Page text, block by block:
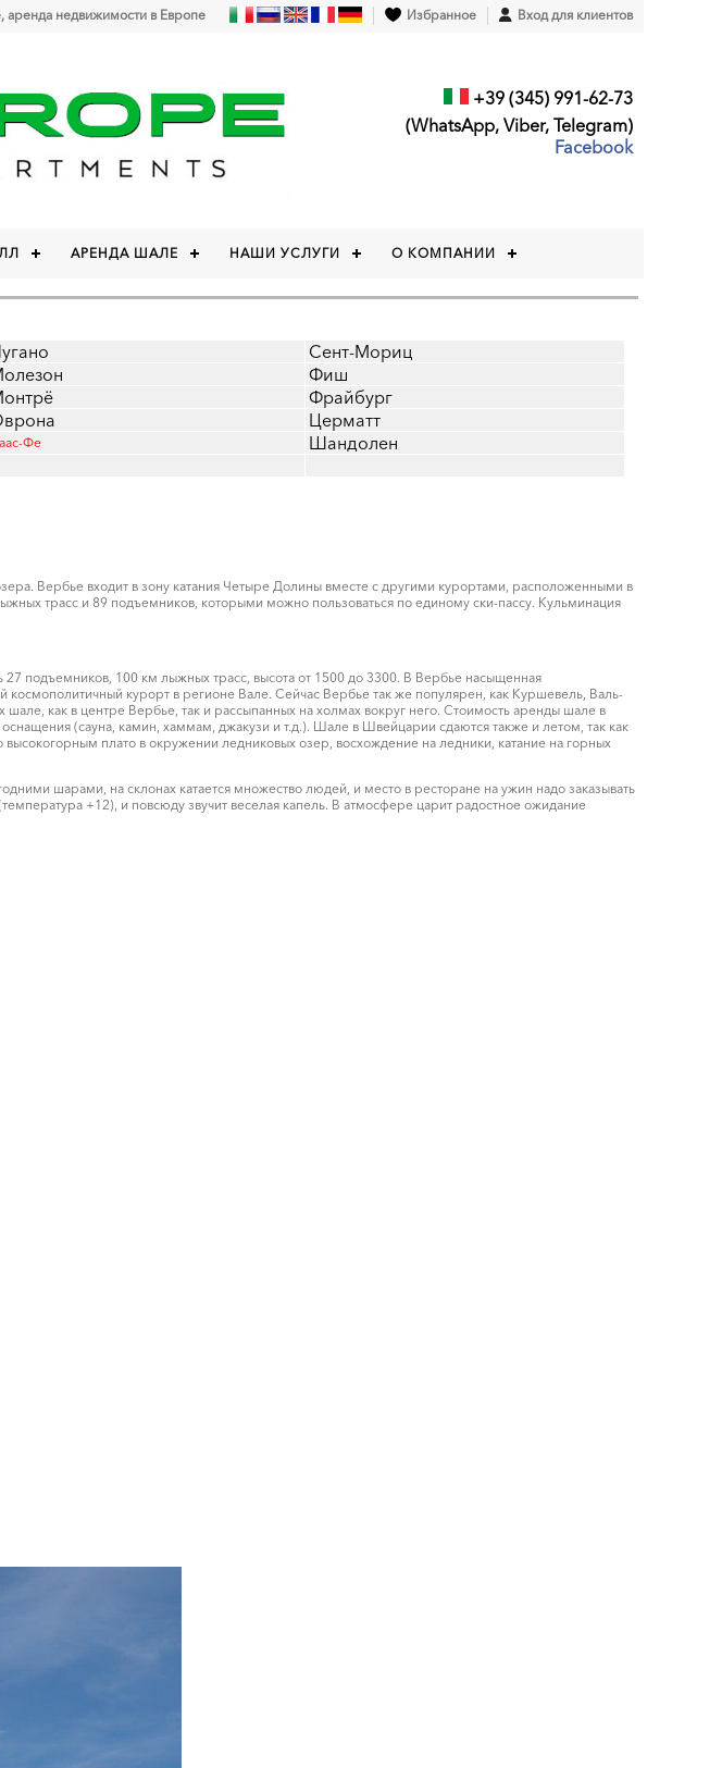
аренда недвижимости в Европе Избранное Вход для клиентов
+39 (345) 991-62-73
(WhatsApp, Viber, Telegram)
Facebook
АРЕНДА ШАЛЕ НАШИ УСЛУГИ О КОМПАНИИ
Сент-Мориц
Фиш
Фрайбург
Церматт
Фе
Шандолен
Вербье входит в зону катания Четыре Долины вместе с другими курортами, расположенными в
трасс и 89 подъемников, которыми можно пользоваться по единому ски-пассу. Кульминация
подъемников, 100 км лыжных трасс, высота от 1500 до 3300. В Вербье насыщенная
курорт в регионе Вале. Сейчас Вербье так же популярен, как Куршевель, Валь-
как в центре Вербье, так и рассыпанных на холмах вокруг него. Стоимость аренды шале в
(сауна, камин, хаммам, джакузи и т.д.). Шале в Швейцарии сдаются также и летом, так как
плато в окружении ледниковых озер, восхождение на ледники, катание на горных
шарами, на склонах катается множество людей, и место в ресторане на ужин надо заказывать
+12), и повсюду звучит веселая капель. В атмосфере царит радостное ожидание